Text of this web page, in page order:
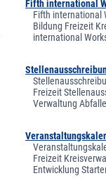
Fifth international
Fifth international
Bildung Freizeit
international
Freizeit
Verwaltung
Freizeit
Entwicklung